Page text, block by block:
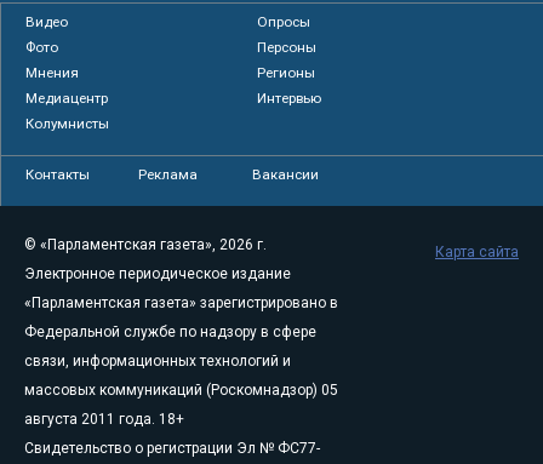
Видео
Опросы
Фото
Персоны
Мнения
Регионы
Медиацентр
Интервью
Колумнисты
Контакты Реклама Вакансии
© «Парламентская газета», 2026 г.
Электронное периодическое издание
«Парламентская газета» зарегистрировано в
Федеральной службе по надзору в сфере
связи, информационных технологий и
массовых коммуникаций (Роскомнадзор) 05
августа 2011 года. 18+
Свидетельство о регистрации Эл № ФС77-
Карта сайта